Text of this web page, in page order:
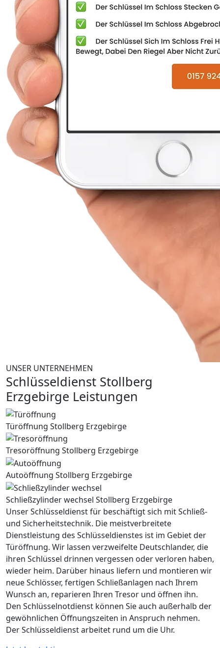
UNSER UNTERNEHMEN
Schlüsseldienst Stollberg
Erzgebirge Leistungen
Türöffnung Stollberg Erzgebirge
Tresoröffnung Stollberg Erzgebirge
Autoöffnung Stollberg Erzgebirge
Schließzylinder wechsel Stollberg Erzgebirge
Unser Schlüsseldienst für beschäftigt sich mit Schließ-
und Sicherheitstechnik. Die meistverbreitete
Dienstleistung des Schlüsseldienstes ist im Gebiet der
Türöffnung. Wir lassen verzweifelte Deutschlander, die
ihren Schlüssel drinnen vergessen oder verloren haben,
wieder heim. Darüber hinaus liefern und montieren wir
neue Schlösser, fertigen Schließanlagen nach Ihrem
Wunsch an, reparieren Ihren Tresor und öffnen ihn.
Den Schlüsselnotdienst können Sie auch außerhalb der
gewöhnlichen Öffnungszeiten in Anspruch nehmen.
Der Schlüsseldienst arbeitet rund um die Uhr.